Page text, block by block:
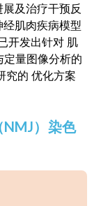
及治疗干预反
肌肉疾病模型
开发出针对 肌
量图像分析的
究的 优化方案
）染色